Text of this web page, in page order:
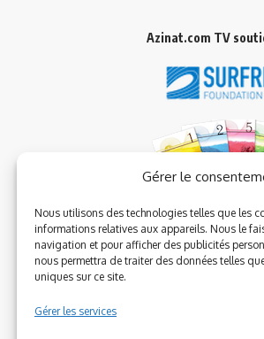
Gérer le
Nous utilisons des technologies telles que les
informations relatives aux appareils. Nous le
navigation et pour afficher des publicités
nous permettra de traiter des données telles
uniques sur ce site.
Gérer les services
Azinat.com TV